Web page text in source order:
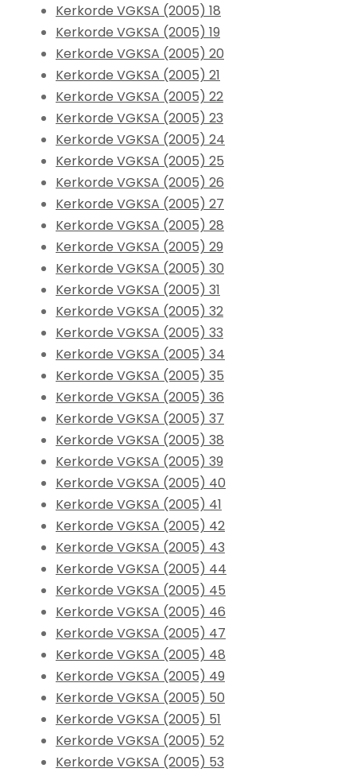
Kerkorde VGKSA (2005) 18
Kerkorde VGKSA (2005) 19
Kerkorde VGKSA (2005) 20
Kerkorde VGKSA (2005) 21
Kerkorde VGKSA (2005) 22
Kerkorde VGKSA (2005) 23
Kerkorde VGKSA (2005) 24
Kerkorde VGKSA (2005) 25
Kerkorde VGKSA (2005) 26
Kerkorde VGKSA (2005) 27
Kerkorde VGKSA (2005) 28
Kerkorde VGKSA (2005) 29
Kerkorde VGKSA (2005) 30
Kerkorde VGKSA (2005) 31
Kerkorde VGKSA (2005) 32
Kerkorde VGKSA (2005) 33
Kerkorde VGKSA (2005) 34
Kerkorde VGKSA (2005) 35
Kerkorde VGKSA (2005) 36
Kerkorde VGKSA (2005) 37
Kerkorde VGKSA (2005) 38
Kerkorde VGKSA (2005) 39
Kerkorde VGKSA (2005) 40
Kerkorde VGKSA (2005) 41
Kerkorde VGKSA (2005) 42
Kerkorde VGKSA (2005) 43
Kerkorde VGKSA (2005) 44
Kerkorde VGKSA (2005) 45
Kerkorde VGKSA (2005) 46
Kerkorde VGKSA (2005) 47
Kerkorde VGKSA (2005) 48
Kerkorde VGKSA (2005) 49
Kerkorde VGKSA (2005) 50
Kerkorde VGKSA (2005) 51
Kerkorde VGKSA (2005) 52
Kerkorde VGKSA (2005) 53